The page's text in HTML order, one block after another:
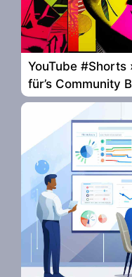
YouTube #Shorts
für’s Community